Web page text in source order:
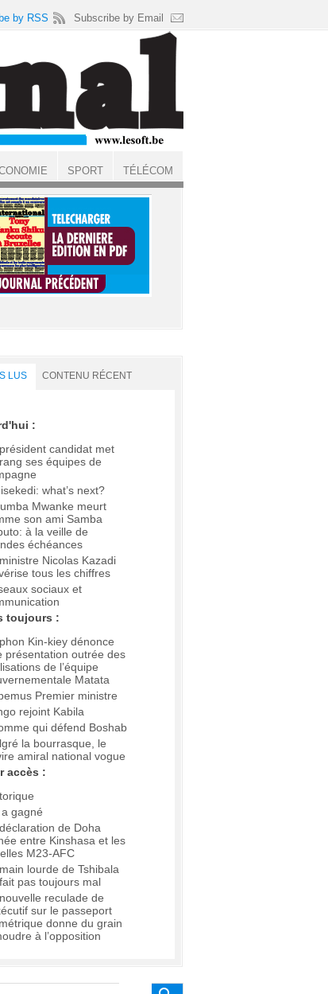
LUS CONTENU RÉCENT
:
candidat met
ses équipes de
what’s next?
Mwanke meurt
son ami Samba
à la veille de
échéances
Nicolas Kazadi
tous les chiffres
sociaux et
toujours :
Kin-kiey dénonce
présentation outrée des
de l’équipe
Matata
Premier ministre
rejoint Kabila
qui défend Boshab
la bourrasque, le
amiral national vogue
accès :
gagné
de Doha
entre Kinshasa et les
M23-AFC
lourde de Tshibala
pas toujours mal
reculade de
sur le passeport
donne du grain
à l’opposition
by RSS Subscribe by Email
SPORT TÉLÉCOM